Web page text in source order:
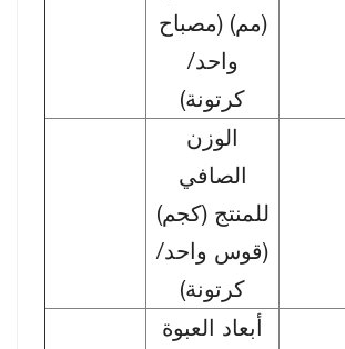
(مم) (مصباح
واحد/
كرتونة)
الوزن
الصافي
للمنتج (كجم)
(قوس واحد/
كرتونة)
أبعاد العبوة